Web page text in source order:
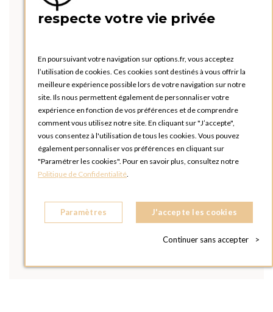
respecte votre vie privée
En poursuivant votre navigation sur options.fr, vous acceptez
l’utilisation de cookies. Ces cookies sont destinés à vous offrir la
meilleure expérience possible lors de votre navigation sur notre
site. Ils nous permettent également de personnaliser votre
expérience en fonction de vos préférences et de comprendre
comment vous utilisez notre site. En cliquant sur "J’accepte",
vous consentez à l'utilisation de tous les cookies. Vous pouvez
également personnaliser vos préférences en cliquant sur
"Paramétrer les cookies". Pour en savoir plus, consultez notre
Politique de Confidentialité.
Paramètres J'accepte les cookies
Continuer sans accepter >